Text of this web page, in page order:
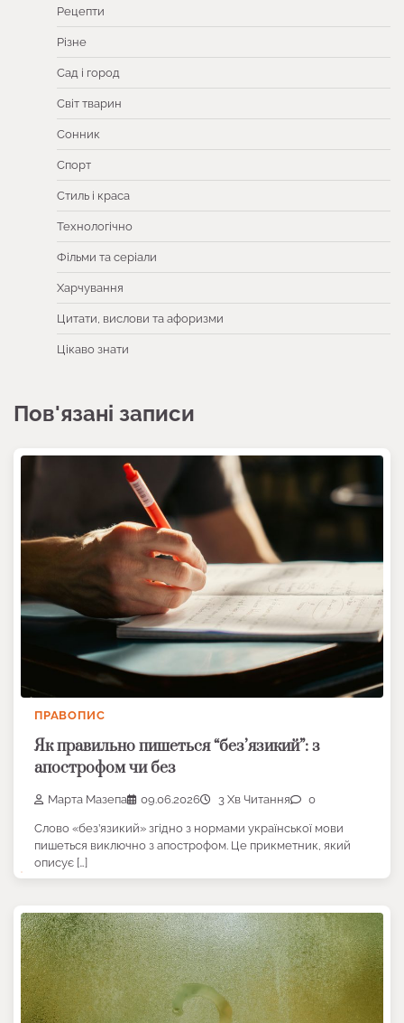
Рецепти
Різне
Сад і город
Світ тварин
Сонник
Спорт
Стиль і краса
Технологічно
Фільми та серіали
Харчування
Цитати, вислови та афоризми
Цікаво знати
Пов'язані записи
ПРАВОПИС
Як правильно пишеться “без’язикий”: з
апострофом чи без
Марта Мазепа 09.06.2026 3 Хв Читання 0
Слово «без’язикий» згідно з нормами української мови
пишеться виключно з апострофом. Це прикметник, який
описує […]